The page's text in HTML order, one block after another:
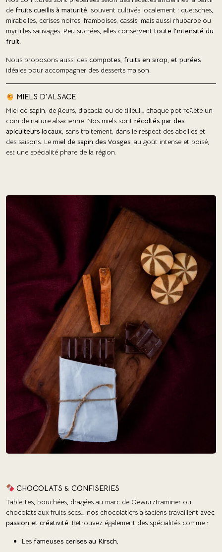
de fruits cueillis à maturité, souvent cultivés localement : quetsches,
mirabelles, cerises noires, framboises, cassis, mais aussi rhubarbe ou
myrtilles sauvages. Peu sucrées, elles conservent toute l’intensité du
fruit.
Nous proposons aussi des compotes, fruits en sirop, et purées
idéales pour accompagner des desserts maison.
MIELS D’ALSACE
Miel de sapin, de fleurs, d’acacia ou de tilleul… chaque pot reflète un
coin de nature alsacienne. Nos miels sont récoltés par des
apiculteurs locaux, sans traitement, dans le respect des abeilles et
des saisons. Le miel de sapin des Vosges, au goût intense et boisé,
est une spécialité phare de la région.
CHOCOLATS & CONFISERIES
Tablettes, bouchées, dragées au marc de Gewurztraminer ou
chocolats aux fruits secs… nos chocolatiers alsaciens travaillent avec
passion et créativité. Retrouvez également des spécialités comme :
Les fameuses cerises au Kirsch,